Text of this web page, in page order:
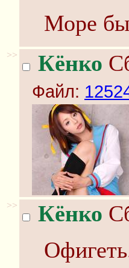
Море
>> Кёнко
Файл:
>> Кёнко